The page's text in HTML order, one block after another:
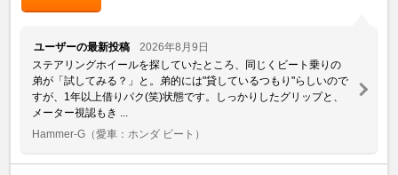
ユーザーの最新投稿
2026年8月9日
ステアリングホイールを探していたところ、同じくビート乗りの
弟が「試してみる？」と。弟的には"貸しているつもり"らしいので
すが、1年以上借りパク(笑)状態です。しっかりしたグリップと、
メーター視認もき ...
Hammer-G （愛車：ホンダ ビート）